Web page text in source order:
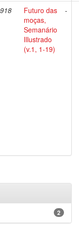
Futuro das
moças,
Semanário
Illustrado
(v.1, 1-19)
-
2